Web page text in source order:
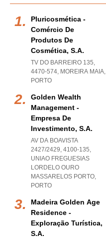
Pluricosmética -
Comércio De
Produtos De
Cosmética, S.a.
TV DO BARREIRO 135,
4470-574, MOREIRA MAIA,
PORTO
Golden Wealth
Management -
Empresa De
Investimento, S.a.
AV DA BOAVISTA
2427/2429, 4100-135,
UNIAO FREGUESIAS
LORDELO OURO
MASSARELOS PORTO,
PORTO
Madeira Golden Age
Residence -
Exploração Turística,
S.a.